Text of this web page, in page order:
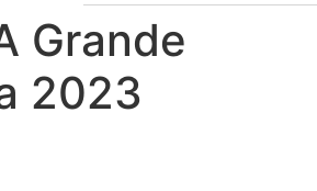
Grande
2023